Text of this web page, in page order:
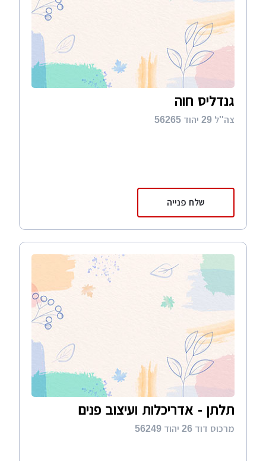
גנדליס חוה
צה''ל 29 יהוד 56265
שלח פנייה
תלתן - אדריכלות ועיצוב פנים
מרכוס דוד 26 יהוד 56249